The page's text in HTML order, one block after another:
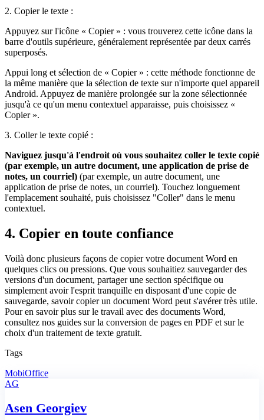
2. Copier le texte :
Appuyez sur l'icône « Copier » : vous trouverez cette icône dans la
barre d'outils supérieure, généralement représentée par deux carrés
superposés.
Appui long et sélection de « Copier » : cette méthode fonctionne de
la même manière que la sélection de texte sur n'importe quel appareil
Android. Appuyez de manière prolongée sur la zone sélectionnée
jusqu'à ce qu'un menu contextuel apparaisse, puis choisissez «
Copier ».
3. Coller le texte copié :
Naviguez jusqu'à l'endroit où vous souhaitez coller le texte copié
(par exemple, un autre document, une application de prise de
notes, un courriel) (par exemple, un autre document, une
application de prise de notes, un courriel). Touchez longuement
l'emplacement souhaité, puis choisissez "Coller" dans le menu
contextuel.
4. Copier en toute confiance
Voilà donc plusieurs façons de copier votre document Word en
quelques clics ou pressions. Que vous souhaitiez sauvegarder des
versions d'un document, partager une section spécifique ou
simplement avoir l'esprit tranquille en disposant d'une copie de
sauvegarde, savoir copier un document Word peut s'avérer très utile.
Pour en savoir plus sur le travail avec des documents Word,
consultez nos guides sur la conversion de pages en PDF et sur le
choix d'un traitement de texte gratuit.
Tags
MobiOffice
AG
Asen Georgiev